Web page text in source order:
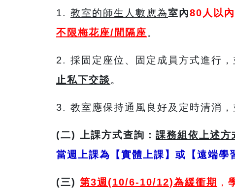
1. 教室的師生人數應為室內80 人以內
不限梅花座/ 間隔座。
2. 採固定座位、固定成員方式進行
止私下交談。
3. 教室應保持通風良好及定時清消
(二) 上課方式查詢： 課務組依上述方
當週上課為【實體上課】或【遠端學
(三) 第3週 (10/6-10/12)為緩衝期 ，